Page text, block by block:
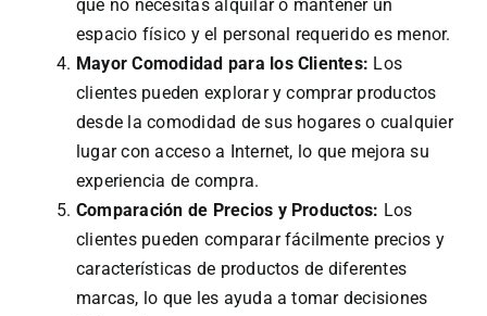
que no necesitas alquilar o mantener un
espacio físico y el personal requerido es menor.
Mayor Comodidad para los Clientes: Los
clientes pueden explorar y comprar productos
desde la comodidad de sus hogares o cualquier
lugar con acceso a Internet, lo que mejora su
experiencia de compra.
Comparación de Precios y Productos: Los
clientes pueden comparar fácilmente precios y
características de productos de diferentes
marcas, lo que les ayuda a tomar decisiones